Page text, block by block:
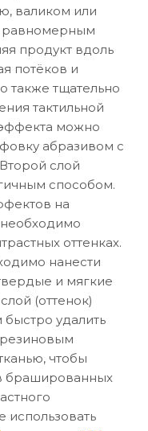
валиком или
равномерным
продукт вдоль
потёков и
также тщательно
тактильной
можно
абразивом с
слой
способом.
на
оттенках.
нанести
и мягкие
(оттенок)
быстро удалить
чтобы
брашированных